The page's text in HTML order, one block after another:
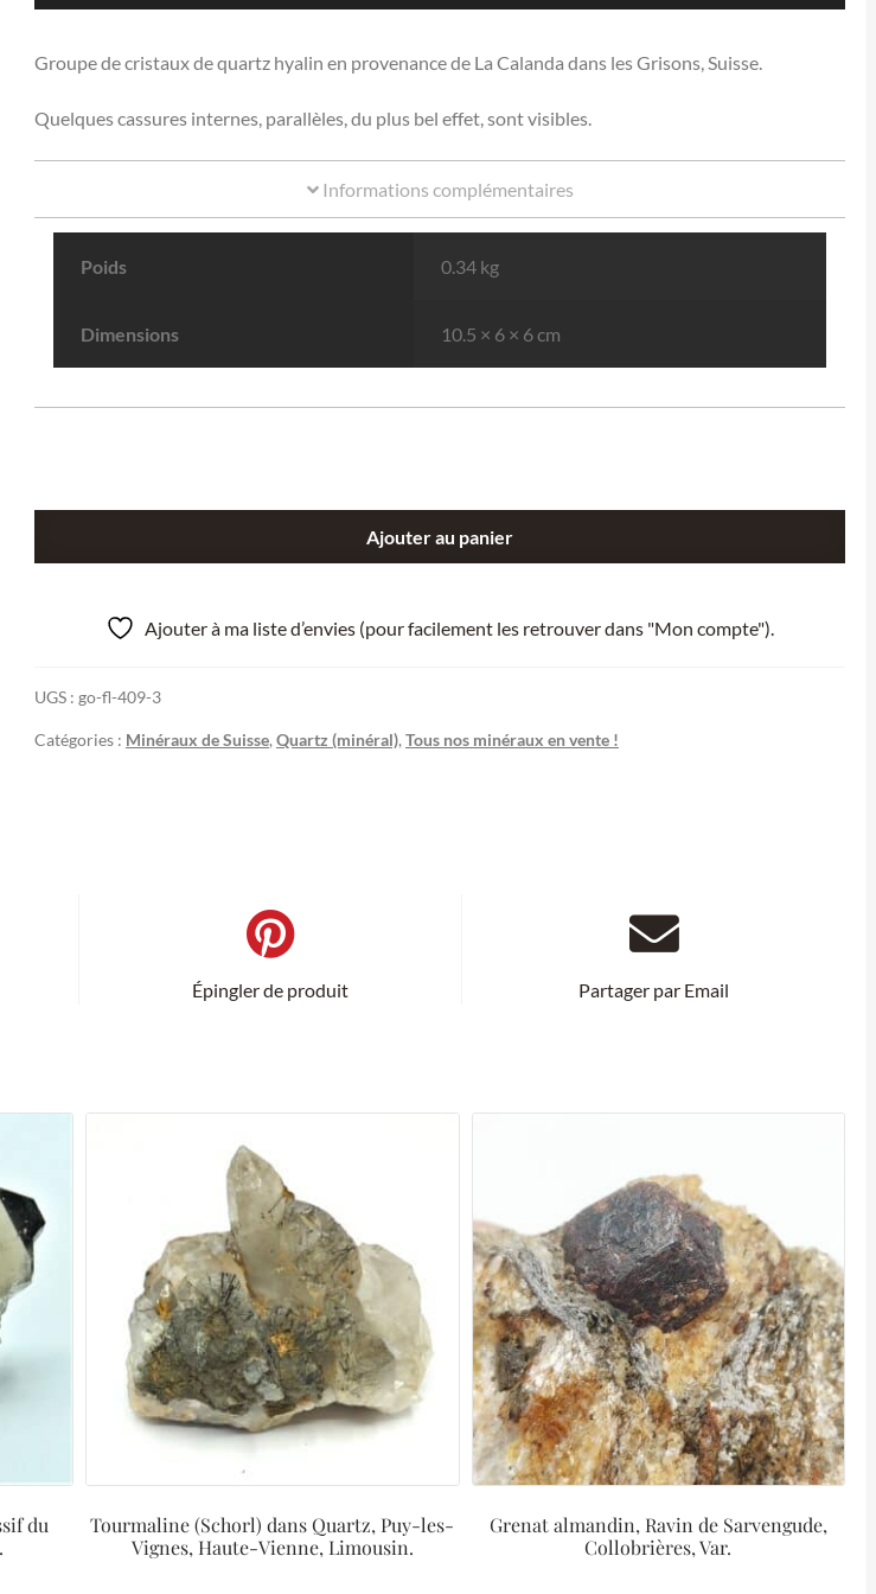
Groupe de cristaux de quartz hyalin en provenance de La Calanda dans les Grisons, Suisse.
Quelques cassures internes, parallèles, du plus bel effet, sont visibles.
Informations complémentaires
Poids 0.34 kg
Dimensions 10.5 × 6 × 6 cm
Suisse.
Ajouter au panier
Ajouter à ma liste d’envies (pour facilement les retrouver dans "Mon compte").
UGS : go-fl-409-3
Catégories : Minéraux de Suisse, Quartz (minéral), Tous nos minéraux en vente !
Épingler de produit Partager par Email
du
Tourmaline (Schorl) dans Quartz, Puy-les-
Vignes, Haute-Vienne, Limousin.
Grenat almandin, Ravin de Sarvengude,
Collobrières, Var.